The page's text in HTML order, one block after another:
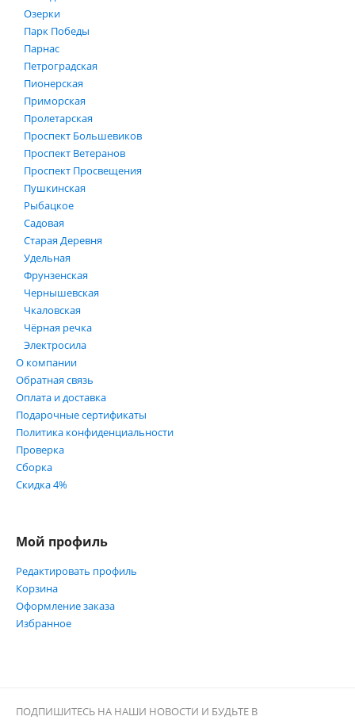
Озерки
Парк Победы
Парнас
Петроградская
Пионерская
Приморская
Пролетарская
Проспект Большевиков
Проспект Ветеранов
Проспект Просвещения
Пушкинская
Рыбацкое
Садовая
Старая Деревня
Удельная
Фрунзенская
Чернышевская
Чкаловская
Чёрная речка
Электросила
О компании
Обратная связь
Оплата и доставка
Подарочные сертификаты
Политика конфиденциальности
Проверка
Сборка
Скидка 4%
Мой профиль
Редактировать профиль
Корзина
Оформление заказа
Избранное
ПОДПИШИТЕСЬ НА НАШИ НОВОСТИ И БУДЬТЕ В